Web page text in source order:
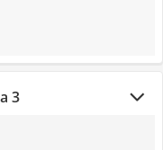
3